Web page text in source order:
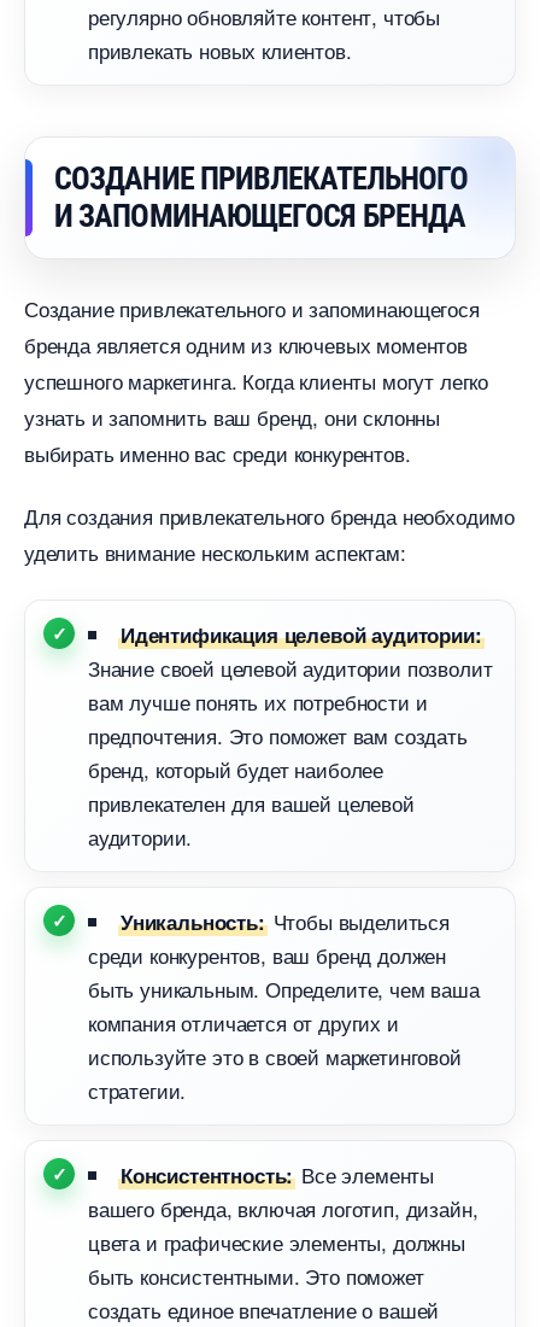
регулярно обновляйте контент, чтобы
привлекать новых клиентов.
СОЗДАНИЕ ПРИВЛЕКАТЕЛЬНОГО
И ЗАПОМИНАЮЩЕГОСЯ БРЕНДА
Создание привлекательного и запоминающегося
ренда является одним из ключевых моменто
успешного маркетинга. Когда клиенты могут легко
узнать и запомнить ваш бренд, они склонны
ыбирать именно вас среди конкурентов.
Для создания привлекательного бренда необходимо
уделить внимание нескольким аспектам:
Идентификация целевой аудитории:
Знание своей целевой аудитории позволит
ам лучше понять их потребности и
предпочтения. Это поможет вам создать
ренд, который будет наиболее
привлекателен для вашей целевой
аудитории.
Уникальность:Чтобы выделиться
среди конкурентов, ваш бренд должен
ыть уникальным. Определите, чем ваша
компания отличается от других и
используйте это в своей маркетинговой
стратегии.
Консистентность: се элементы
ашего бренда, включая логотип, дизайн,
цвета и графические элементы, должны
ыть консистентными. Это поможет
создать единое впечатление о вашей